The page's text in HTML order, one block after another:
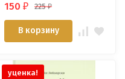
Светлана Шенбрунн
150₽ 225₽
В корзину
уценка!